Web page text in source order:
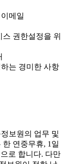
메일
권한설정을 위
는 경미한 사항
보원의 업무 및
연중무휴, 1일
로 합니다. 다만